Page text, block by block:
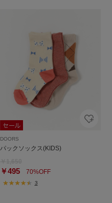
DOORS
パックソックス(KIDS)
￥49570%OFF
3